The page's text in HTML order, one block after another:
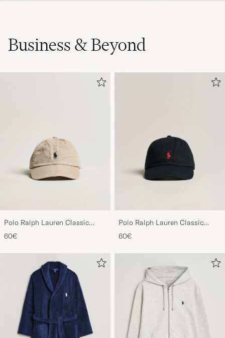
Business & Beyond
Polo Ralph Lauren Classic
Sports Cap Beige
60€
Polo Ralph Lauren Classic
Sports Cap Black
60€